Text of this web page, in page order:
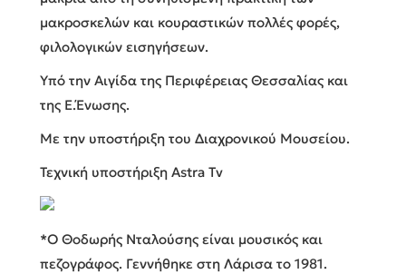
μακροσκελών και κουραστικών πολλές φορές,
φιλολογικών εισηγήσεων.
Υπό την Αιγίδα της Περιφέρειας Θεσσαλίας και
της Ε.Ένωσης.
Με την υποστήριξη του Διαχρονικού Μουσείου.
Τεχνική υποστήριξη Astra Tv
*Ο Θοδωρής Νταλούσης είναι μουσικός και
πεζογράφος. Γεννήθηκε στη Λάρισα το 1981.